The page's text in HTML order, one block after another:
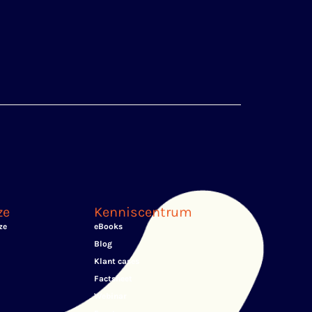
Kenniscentrum
eBooks
Blog
Klant cases
Factsheet
Webinar